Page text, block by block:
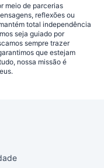
meio de parcerias
reflexões ou
total independência
seja guiado por
sempre trazer
que estejam
nossa missão é